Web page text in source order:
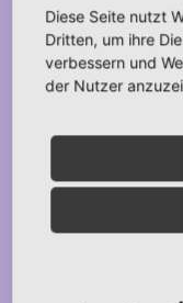
Diese Seite nutzt
Dritten, um ihre
verbessern und
der Nutzer